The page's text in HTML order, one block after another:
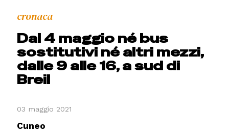
cronaca
Dal 4 maggio né bus
sostitutivi né altri mezzi,
dalle 9 alle 16, a sud di
Breil
03 maggio 2021
Cuneo